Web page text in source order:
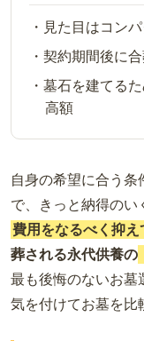
見た目はコン
契約期間後に
墓石を建てる
高額
自身の希望に合う条
で、きっと納得のい
費用をなるべく抑え
葬される永代供養の
最も後悔のないお墓
気を付けてお墓を比